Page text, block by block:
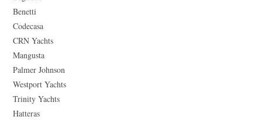
Benetti
Codecasa
CRN Yachts
Mangusta
Palmer Johnson
Westport Yachts
Trinity Yachts
Hatteras